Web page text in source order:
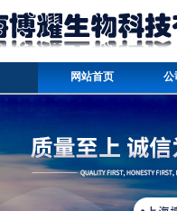
网站首页 公